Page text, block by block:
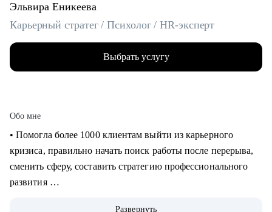
Эльвира Еникеева
Карьерный стратег / Психолог / HR-эксперт
Выбрать услугу
Обо мне
‌‌‌‌‌• Помогла более 1000 клиентам выйти из карьерного
кризиса, правильно начать поиск работы после перерыва,
сменить сферу, составить стратегию профессионального
развития
Развернуть